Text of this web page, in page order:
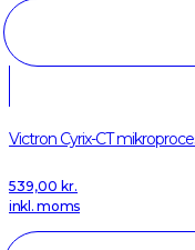
Victron Cyrix-CT
539,00 kr.
inkl. moms